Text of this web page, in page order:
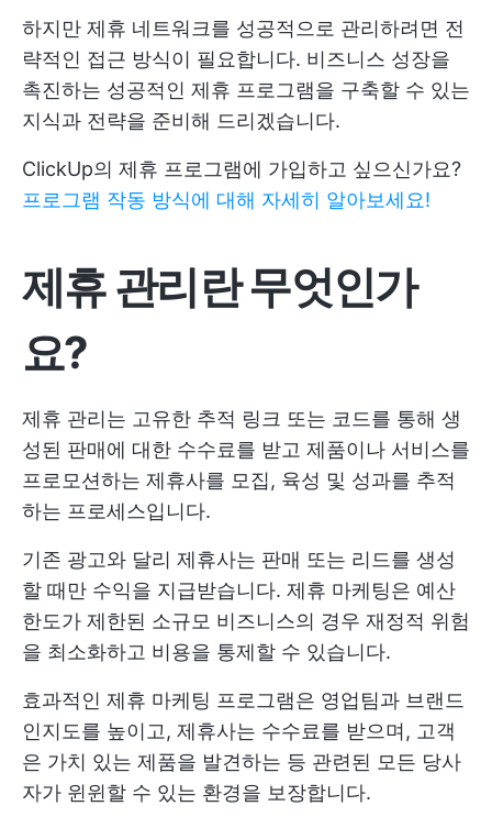
하지만 제휴 네트워크를 성공적으로 관리하려면 전
략적인 접근 방식이 필요합니다. 비즈니스 성장을
촉진하는 성공적인 제휴 프로그램을 구축할 수 있는
지식과 전략을 준비해 드리겠습니다.
ClickUp의 제휴 프로그램에 가입하고 싶으신가요?
프로그램 작동 방식에 대해 자세히 알아보세요!
제휴 관리란 무엇인가
요?
제휴 관리는 고유한 추적 링크 또는 코드를 통해 생
성된 판매에 대한 수수료를 받고 제품이나 서비스를
프로모션하는 제휴사를 모집, 육성 및 성과를 추적
하는 프로세스입니다.
기존 광고와 달리 제휴사는 판매 또는 리드를 생성
할 때만 수익을 지급받습니다. 제휴 마케팅은 예산
한도가 제한된 소규모 비즈니스의 경우 재정적 위험
을 최소화하고 비용을 통제할 수 있습니다.
효과적인 제휴 마케팅 프로그램은 영업팀과 브랜드
인지도를 높이고, 제휴사는 수수료를 받으며, 고객
은 가치 있는 제품을 발견하는 등 관련된 모든 당사
자가 윈윈할 수 있는 환경을 보장합니다.